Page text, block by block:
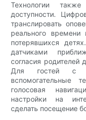
Технологии
доступности.
транслировать
реального
потерявшихся
датчиками
согласия родителей
Для гостей с
вспомогательные
голосовая
настройки на
сделать посещение